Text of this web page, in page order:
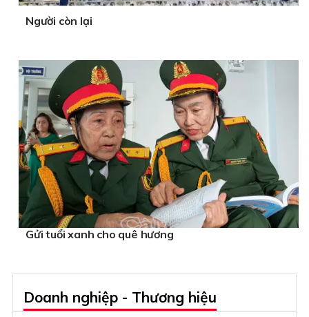
Người còn lại
Gửi tuổi xanh cho quê hương
Doanh nghiệp - Thương hiệu